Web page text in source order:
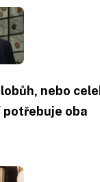
nebo
oba